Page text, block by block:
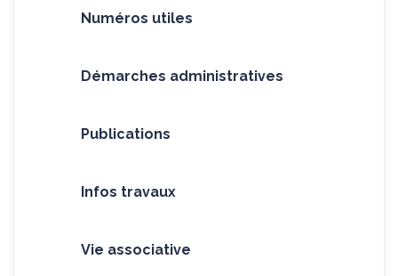
Numéros utiles
Démarches administratives
Publications
Infos travaux
Vie associative